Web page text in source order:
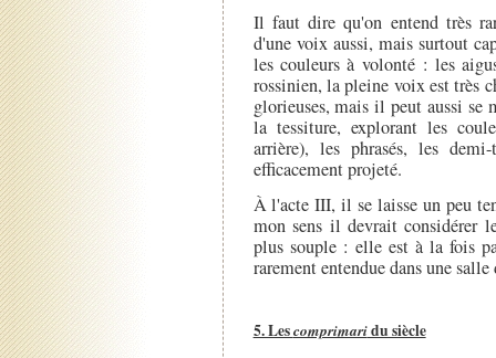
Il faut dire qu'on entend très
d'une voix aussi, mais surtout
les couleurs à volonté : les
rossinien, la pleine voix est très
glorieuses, mais il peut aussi se
la tessiture, explorant les
arrière), les phrasés, les
efficacement projeté.
À l'acte III, il se laisse un peu
mon sens il devrait considérer
plus souple : elle est à la fois
rarement entendue dans une salle
5. Lescomprimaridu siècle